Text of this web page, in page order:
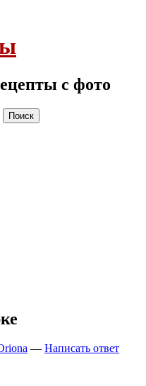
с фото
— Написать ответ